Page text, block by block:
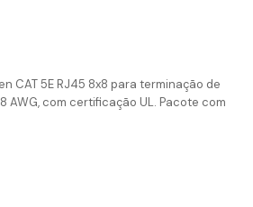
CAT 5E RJ45 8x8 para terminação de
AWG, com certificação UL. Pacote com